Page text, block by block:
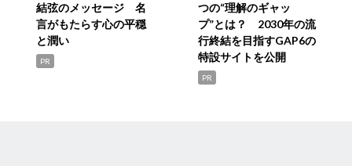
結弦のメッセージ 名
言がもたらす心の平穏
と潤い
PR
つの“理解のギャッ
プ”とは？ 2030年の流
行終結を目指すGAP6の
特設サイトを公開
PR